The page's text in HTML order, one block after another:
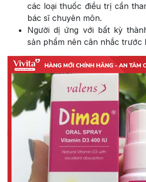
các loại thuốc điều trị cần
bác sĩ chuyên môn.
Người dị ứng với bất kỳ
sản phẩm nên cân nhắc trước